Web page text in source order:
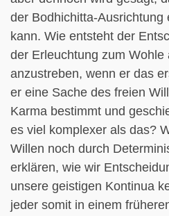
der Bodhichitta-Ausrichtung
kann. Wie entsteht der
der Erleuchtung zum Wohle
anzustreben, wenn er das
er eine Sache des freien
Karma bestimmt und
es viel komplexer als das?
Willen noch durch
erklären, wie wir
unsere geistigen Kontinua
jeder somit in einem